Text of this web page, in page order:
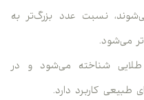
نسبت عدد بزرگ‌تر به
نسبت طلایی شناخته می‌شود و در
طبیعی کاربرد دارد.